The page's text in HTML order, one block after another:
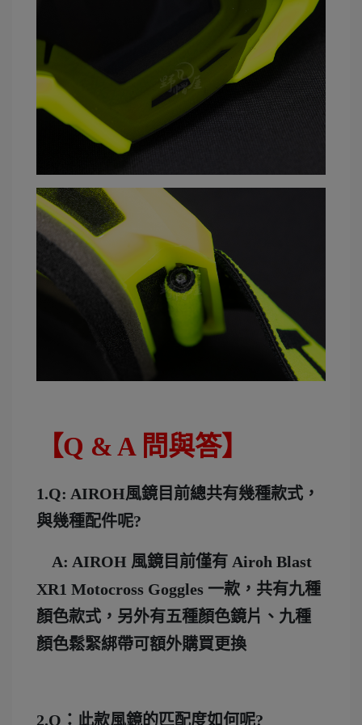
【Q & A 問與答】
1.Q: AIROH風鏡目前總共有幾種款式，
與幾種配件呢?
A: AIROH 風鏡目前僅有 Airoh Blast
XR1 Motocross Goggles 一款，共有九種
顏色款式，另外有五種顏色鏡片、九種
顏色鬆緊綁帶可額外購買更換
2.Q：此款風鏡的匹配度如何呢?